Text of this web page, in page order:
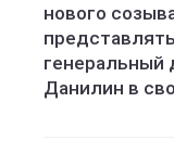
нового
Данилин в